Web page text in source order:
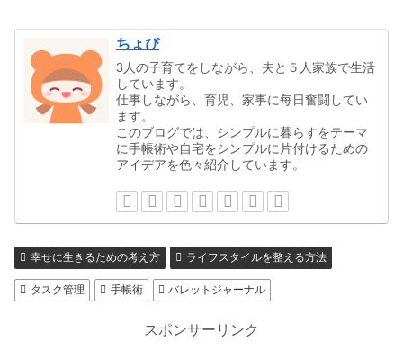
ちょび
3人の子育てをしながら、夫と５人家族で生活
しています。
仕事しながら、育児、家事に每日奮闘してい
ます。
このブログでは、シンプルに暮らすをテーマ
に手帳術や自宅をシンプルに片付けるための
アイデアを色々紹介しています。
幸せに生きるための考え方 ライフスタイルを整える方法
タスク管理 手帳術 バレットジャーナル
スポンサーリンク